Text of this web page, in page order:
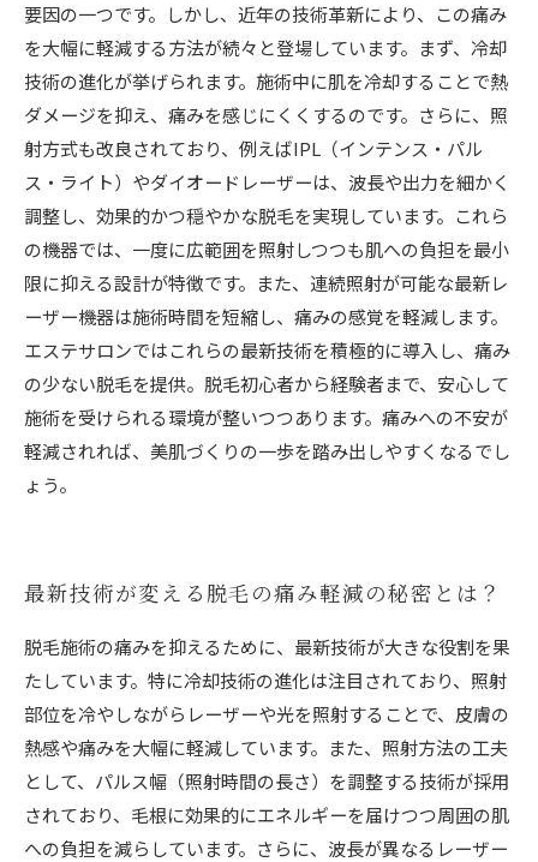
要因の一つです。しかし、近年の技術革新により、この痛み
を大幅に軽減する方法が続々と登場しています。まず、冷却
技術の進化が挙げられます。施術中に肌を冷却することで熱
ダメージを抑え、痛みを感じにくくするのです。さらに、照
射方式も改良されており、例えばIPL（インテンス・パル
ス・ライト）やダイオードレーザーは、波長や出力を細かく
調整し、効果的かつ穏やかな脱毛を実現しています。これら
の機器では、一度に広範囲を照射しつつも肌への負担を最小
限に抑える設計が特徴です。また、連続照射が可能な最新レ
ーザー機器は施術時間を短縮し、痛みの感覚を軽減します。
エステサロンではこれらの最新技術を積極的に導入し、痛み
の少ない脱毛を提供。脱毛初心者から経験者まで、安心して
施術を受けられる環境が整いつつあります。痛みへの不安が
軽減されれば、美肌づくりの一歩を踏み出しやすくなるでし
ょう。
最新技術が変える脱毛の痛み軽減の秘密とは？
脱毛施術の痛みを抑えるために、最新技術が大きな役割を果
たしています。特に冷却技術の進化は注目されており、照射
部位を冷やしながらレーザーや光を照射することで、皮膚の
熱感や痛みを大幅に軽減しています。また、照射方法の工夫
として、パルス幅（照射時間の長さ）を調整する技術が採用
されており、毛根に効果的にエネルギーを届けつつ周囲の肌
への負担を減らしています。さらに、波長が異なるレーザー